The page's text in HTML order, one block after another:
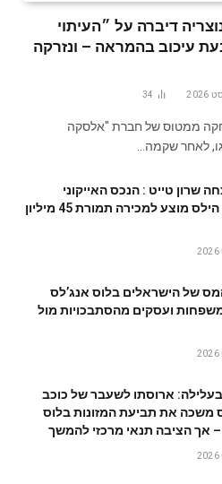
דיברה על ״העיתוי
עיכוב בהמראה – ונזרקה
34
ממטוס של חברת "אלסקה
לאחר שקמה…
בעלילה: ארוסתו לשעבר של כוכב
משכה את תביעת המזונות בלוס
אך הציבה תנאי מרכזי להמשך